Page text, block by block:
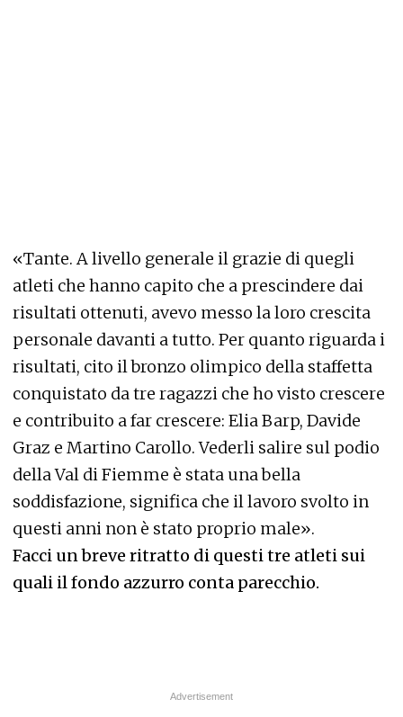
«Tante. A livello generale il grazie di quegli
atleti che hanno capito che a prescindere dai
risultati ottenuti, avevo messo la loro crescita
personale davanti a tutto. Per quanto riguarda i
risultati, cito il bronzo olimpico della staffetta
conquistato da tre ragazzi che ho visto crescere
e contribuito a far crescere: Elia Barp, Davide
Graz e Martino Carollo. Vederli salire sul podio
della Val di Fiemme è stata una bella
soddisfazione, significa che il lavoro svolto in
questi anni non è stato proprio male».
Facci un breve ritratto di questi tre atleti sui
quali il fondo azzurro conta parecchio.